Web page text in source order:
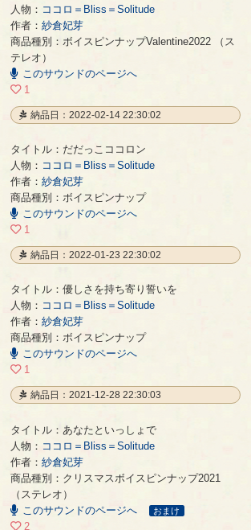
なココロ - 紗倉妃芽
人物： ココロ＝Bliss＝Solitude
作者： 紗倉妃芽
商品種別：ボイスピンナップValentine2022 （ス
テレオ）
このサウンドのページへ
1
納品日：2022-02-14 22:30:02
っこココロン - 紗倉妃芽
タイトル：だだっこココロン
人物： ココロ＝Bliss＝Solitude
作者： 紗倉妃芽
商品種別：ボイスピンナップ
このサウンドのページへ
1
納品日：2022-01-23 22:30:02
さを持ち寄り誓いを - 紗倉妃芽
タイトル：優しさを持ち寄り誓いを
人物： ココロ＝Bliss＝Solitude
作者： 紗倉妃芽
商品種別：ボイスピンナップ
このサウンドのページへ
1
納品日：2021-12-28 22:30:03
たといっしょで - 紗倉妃芽
タイトル：あなたといっしょで
人物： ココロ＝Bliss＝Solitude
作者： 紗倉妃芽
商品種別：クリスマスボイスピンナップ2021
（ステレオ）
このサウンドのページへ
おまけ
2